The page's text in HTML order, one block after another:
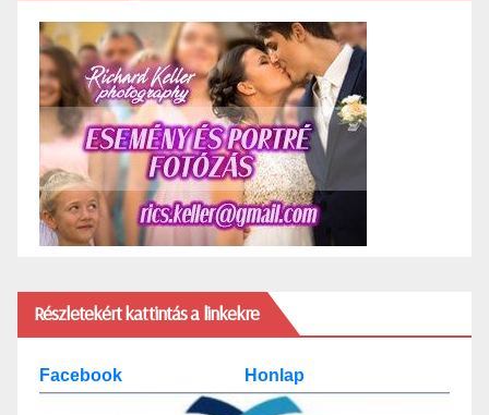
Részletekért kattintás a linkekre
Facebook Honlap